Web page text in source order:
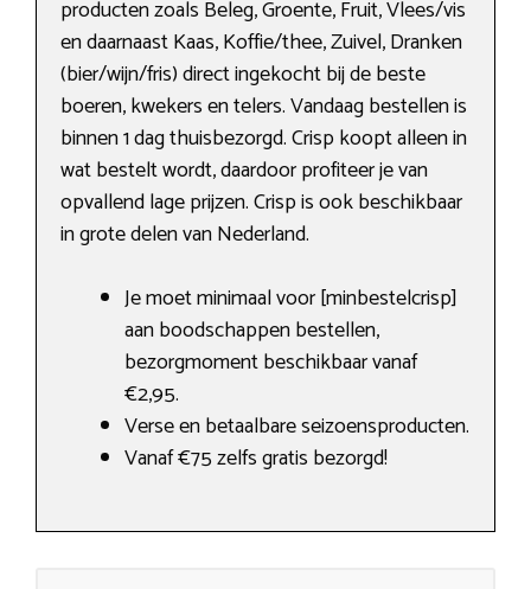
producten zoals Beleg, Groente, Fruit, Vlees/vis
en daarnaast Kaas, Koffie/thee, Zuivel, Dranken
(bier/wijn/fris) direct ingekocht bij de beste
boeren, kwekers en telers. Vandaag bestellen is
binnen 1 dag thuisbezorgd. Crisp koopt alleen in
wat bestelt wordt, daardoor profiteer je van
opvallend lage prijzen. Crisp is ook beschikbaar
in grote delen van Nederland.
Je moet minimaal voor [minbestelcrisp]
aan boodschappen bestellen,
bezorgmoment beschikbaar vanaf
€2,95.
Verse en betaalbare seizoensproducten.
Vanaf €75 zelfs gratis bezorgd!